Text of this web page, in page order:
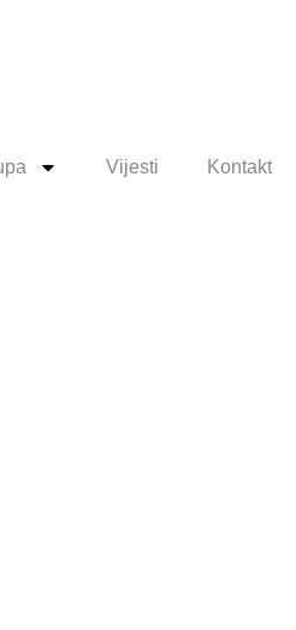
Vijesti Kontakt